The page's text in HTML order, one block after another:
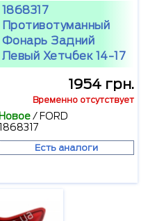
1868317
Противотуманный
Фонарь Задний
Левый Хетчбек 14-17
1954 грн.
Временно отсутствует
Новое/ FORD
1868317
Есть аналоги